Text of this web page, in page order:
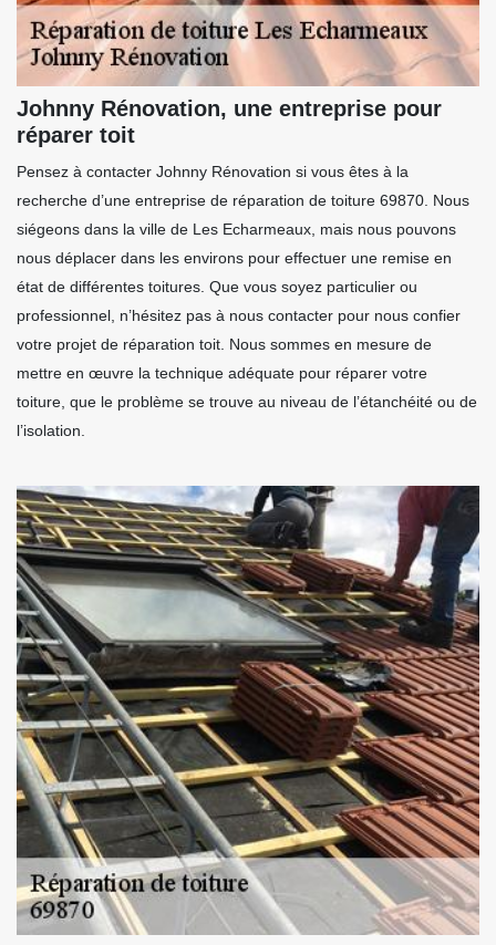
Johnny Rénovation, une entreprise pour
réparer toit
Pensez à contacter Johnny Rénovation si vous êtes à la
recherche d’une entreprise de réparation de toiture 69870. Nous
siégeons dans la ville de Les Echarmeaux, mais nous pouvons
nous déplacer dans les environs pour effectuer une remise en
état de différentes toitures. Que vous soyez particulier ou
professionnel, n’hésitez pas à nous contacter pour nous confier
votre projet de réparation toit. Nous sommes en mesure de
mettre en œuvre la technique adéquate pour réparer votre
toiture, que le problème se trouve au niveau de l’étanchéité ou de
l’isolation.